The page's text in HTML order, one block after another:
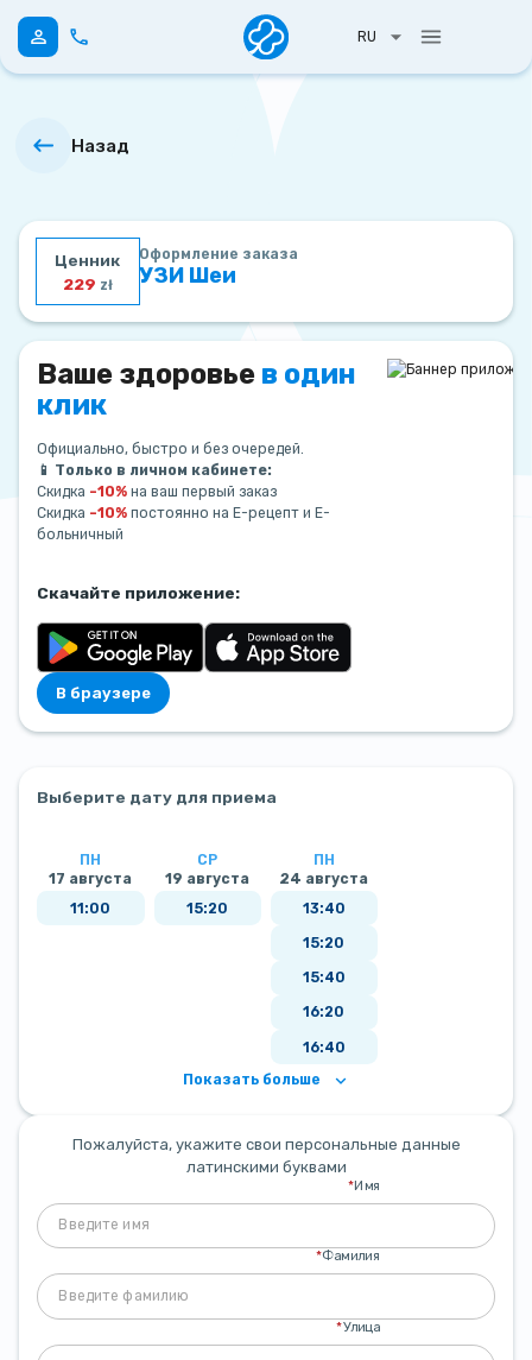
RU
Назад
Ценник
229 zł
Оформление заказа
УЗИ Шеи
Ваше здоровье в один
клик
Официально, быстро и без очередей.
📱 Только в личном кабинете:
Скидка –10% на ваш первый заказ
Скидка –10% постоянно на Е-рецепт и Е-
больничный
Скачайте приложение:
В браузере
Выберите дату для приема
ПН
17 августа
11:00
СР
19 августа
15:20
ПН
24 августа
13:40
15:20
15:40
16:20
16:40
Показать больше
Пожалуйста, укажите свои персональные данные
латинскими буквами
Имя
*
Фамилия
*
Улица
*